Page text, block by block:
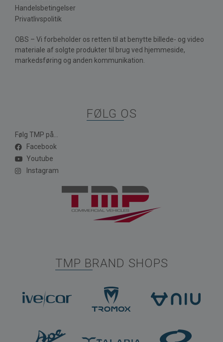
Handelsbetingelser
Privatlivspolitik
OBS – Vi forbeholder os retten til at benytte billede- og video
materiale af solgte produkter til brug ved hjemmeside,
markedsføring og anden kommunikation.
FØLG OS
Følg TMP på...
Facebook
Youtube
Instagram
TMP BRAND SHOPS